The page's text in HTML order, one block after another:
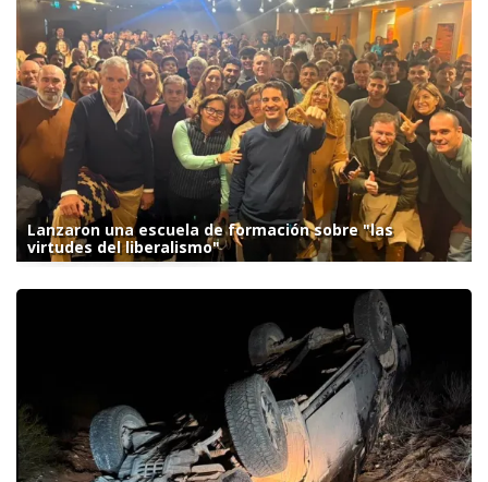
Lanzaron una escuela de formación sobre "las
virtudes del liberalismo"